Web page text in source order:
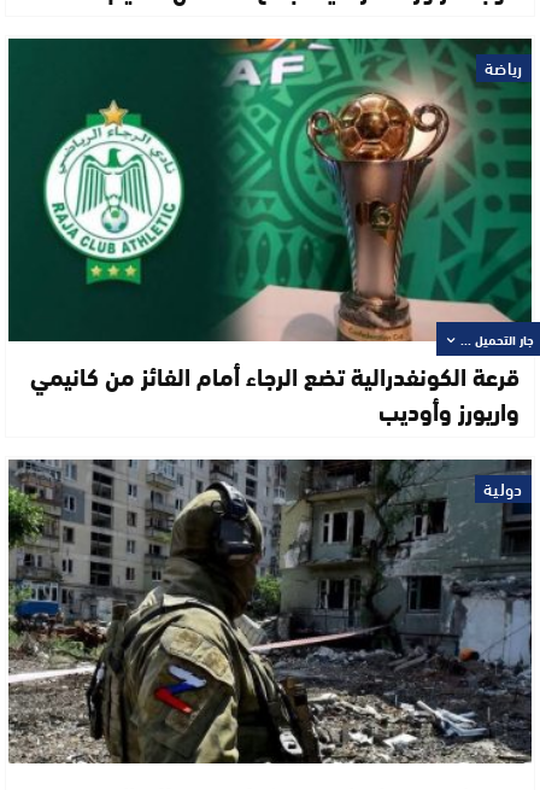
رياضة
قرعة الكونفدرالية تضع الرجاء أمام الفائز من كانيمي
واريورز وأوديب
دولية
جار التحميل ...